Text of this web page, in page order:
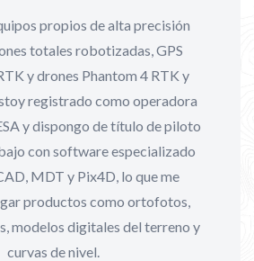
propios de alta precisión
totales robotizadas, GPS
y drones Phantom 4 RTK y
registrado como operadora
y dispongo de título de piloto
con software especializado
MDT y Pix4D, lo que me
productos como ortofotos,
modelos digitales del terreno y
curvas de nivel.